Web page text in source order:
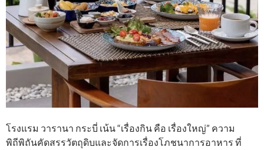
โรงแรม วารานา กระบี่ เน้น “เรื่องกิน คือ เรื่องใหญ่” ความ
พิถีพิถันคัดสรรวัตถุดิบและจัดการเรื่องโภชนาการอาหาร ที่